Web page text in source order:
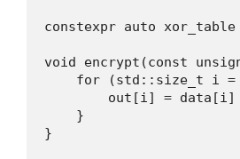
constexpr auto xor_table
void encrypt(const
for (std::size_t i =
out[i] =
    }
}